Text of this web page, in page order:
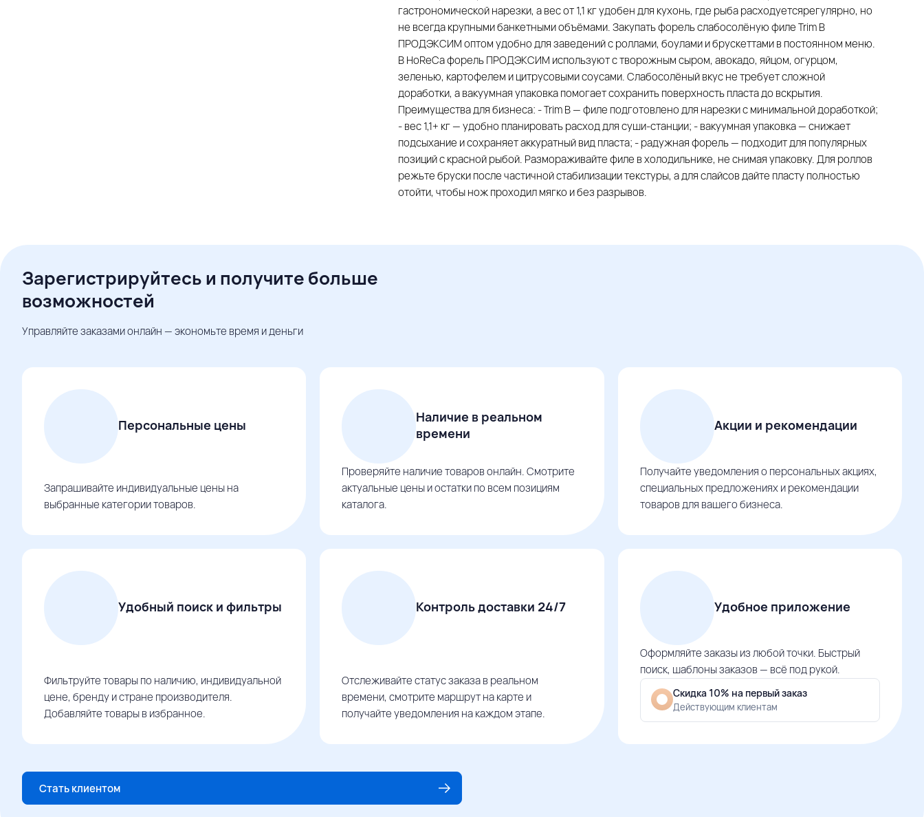
гастрономической нарезки, а вес от 1,1 кг удобен для кухонь, где рыба расходуетсярегулярно, но
не всегда крупными банкетными объёмами. Закупать форель слабосолёную филе Trim B
ПРОДЭКСИМ оптом удобно для заведений с роллами, боулами и брускеттами в постоянном меню.
В HoReCa форель ПРОДЭКСИМ используют с творожным сыром, авокадо, яйцом, огурцом,
зеленью, картофелем и цитрусовыми соусами. Слабосолёный вкус не требует сложной
доработки, а вакуумная упаковка помогает сохранить поверхность пласта до вскрытия.
Преимущества для бизнеса: - Trim B — филе подготовлено для нарезки с минимальной доработкой;
- вес 1,1+ кг — удобно планировать расход для суши-станции; - вакуумная упаковка — снижает
подсыхание и сохраняет аккуратный вид пласта; - радужная форель — подходит для популярных
позиций с красной рыбой. Размораживайте филе в холодильнике, не снимая упаковку. Для роллов
режьте бруски после частичной стабилизации текстуры, а для слайсов дайте пласту полностью
отойти, чтобы нож проходил мягко и без разрывов.
Зарегистрируйтесь и получите больше
возможностей
Управляйте заказами онлайн — экономьте время и деньги
Персональные цены
Запрашивайте индивидуальные цены на
выбранные категории товаров.
Наличие в реальном
времени
Проверяйте наличие товаров онлайн. Смотрите
актуальные цены и остатки по всем позициям
каталога.
Акции и рекомендации
Получайте уведомления о персональных акциях,
специальных предложениях и рекомендации
товаров для вашего бизнеса.
Удобный поиск и фильтры
Фильтруйте товары по наличию, индивидуальной
цене, бренду и стране производителя.
Добавляйте товары в избранное.
Контроль доставки 24/7
Отслеживайте статус заказа в реальном
времени, смотрите маршрут на карте и
получайте уведомления на каждом этапе.
Удобное приложение
Оформляйте заказы из любой точки. Быстрый
поиск, шаблоны заказов — всё под рукой.
Скидка 10% на первый заказ
Действующим клиентам
Стать клиентом